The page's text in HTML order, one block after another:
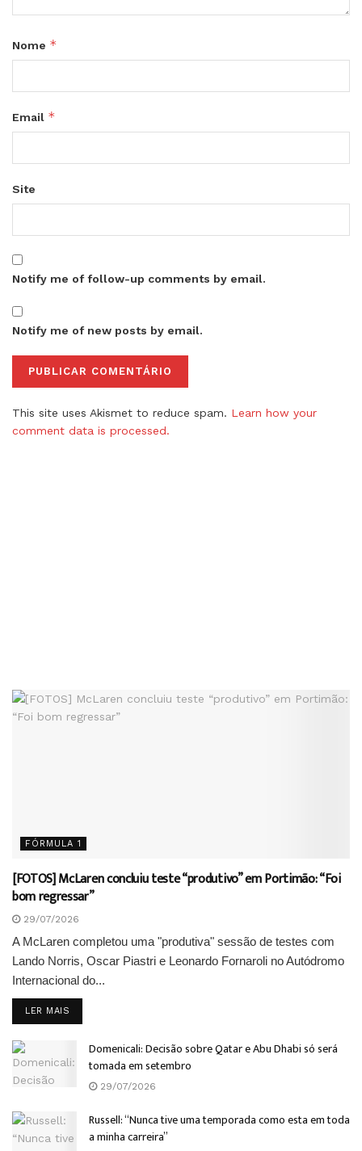
Nome *
Email *
Site
Notify me of follow-up comments by email.
Notify me of new posts by email.
This site uses Akismet to reduce spam. Learn how your
comment data is processed.
FÓRMULA 1
[FOTOS] McLaren concluiu teste “produtivo” em Portimão: “Foi
bom regressar”
29/07/2026
A McLaren completou uma "produtiva" sessão de testes com
Lando Norris, Oscar Piastri e Leonardo Fornaroli no Autódromo
Internacional do...
LER MAIS
Domenicali: Decisão sobre Qatar e Abu Dhabi só será
tomada em setembro
29/07/2026
Russell: “Nunca tive uma temporada como esta em toda
a minha carreira”